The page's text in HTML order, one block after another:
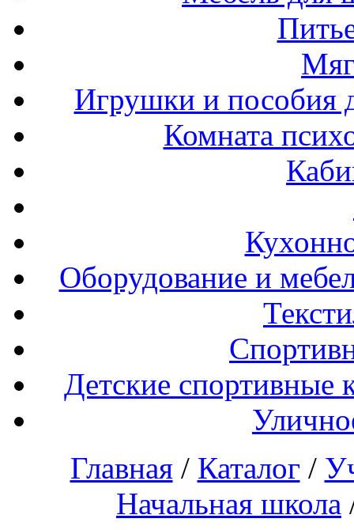
Игрушки и пособия
Комната
Оборудование и
Детские спортивные
Главная/ Каталог /
Начальная школа